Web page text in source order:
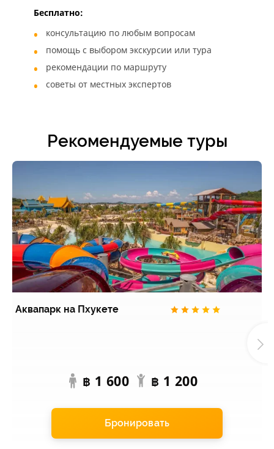
Бесплатно:
консультацию по любым вопросам
помощь с выбором экскурсии или тура
рекомендации по маршруту
советы от местных экспертов
Рекомендуемые туры
Аквапарк на Пхукете
฿ 1 600 ฿ 1 200
Бронировать